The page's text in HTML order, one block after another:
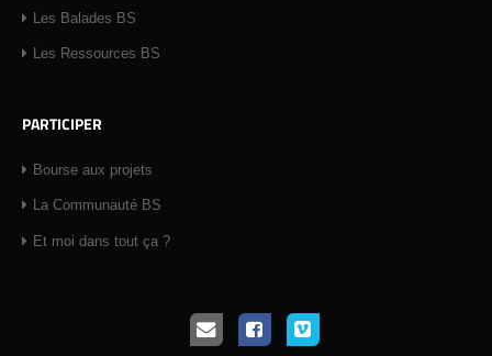
Les Balades BS
Les Ressources BS
PARTICIPER
Bourse aux projets
La Communauté BS
Et moi dans tout ça ?